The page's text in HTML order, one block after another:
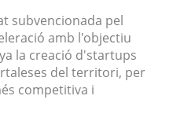
subvencionada pel
amb l'objectiu
la creació d'startups
del territori, per
competitiva i